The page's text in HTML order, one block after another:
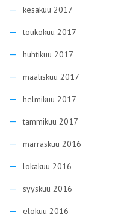
kesäkuu 2017
toukokuu 2017
huhtikuu 2017
maaliskuu 2017
helmikuu 2017
tammikuu 2017
marraskuu 2016
lokakuu 2016
syyskuu 2016
elokuu 2016